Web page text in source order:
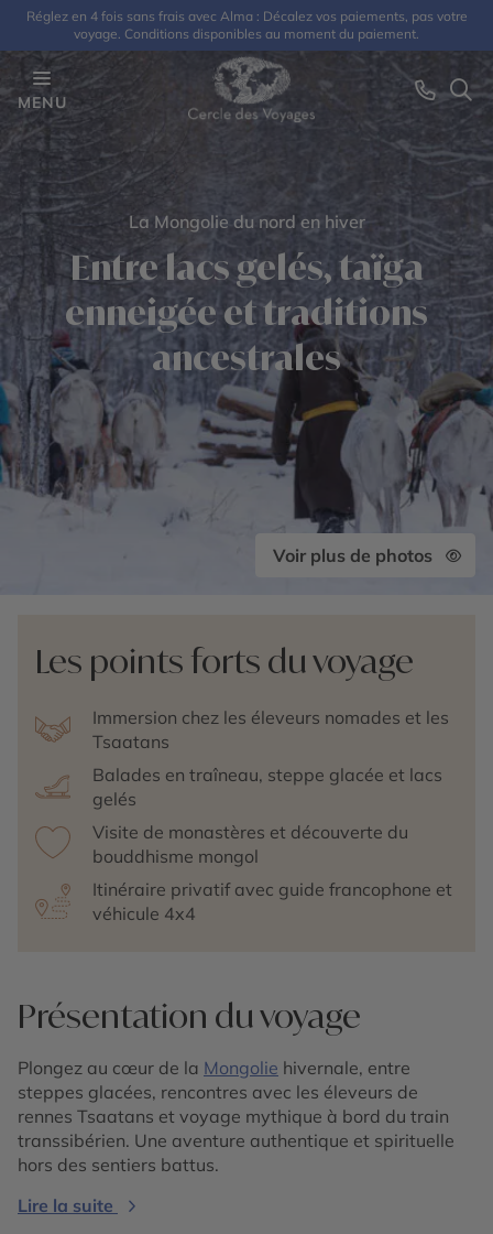
Réglez en 4 fois sans frais avec Alma : Décalez vos paiements, pas votre
voyage. Conditions disponibles au moment du paiement.
MENU
La Mongolie du nord en hiver
Entre lacs gelés, taïga
enneigée et traditions
ancestrales
Voir plus de photos
Les points forts du voyage
Immersion chez les éleveurs nomades et les
Tsaatans
Balades en traîneau, steppe glacée et lacs
gelés
Visite de monastères et découverte du
bouddhisme mongol
Itinéraire privatif avec guide francophone et
véhicule 4x4
Présentation du voyage
Plongez au cœur de la Mongolie hivernale, entre
steppes glacées, rencontres avec les éleveurs de
rennes Tsaatans et voyage mythique à bord du train
transsibérien. Une aventure authentique et spirituelle
hors des sentiers battus.
Lire la suite